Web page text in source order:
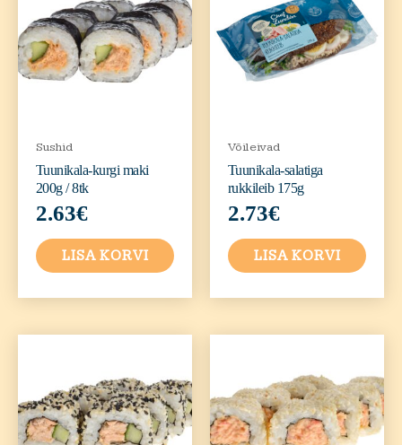
Sushid
Tuunikala-kurgi maki
200g / 8tk
2.63€
LISA KORVI
Võileivad
Tuunikala-salatiga
rukkileib 175g
2.73€
LISA KORVI